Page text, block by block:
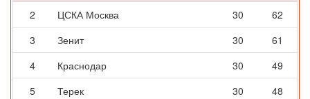
2
ЦСКА Москва 30
62
3
Зенит 30
61
4
Краснодар 30
49
5
Терек 30
48